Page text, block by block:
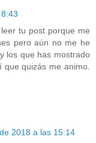
tu post porque me
pero aún no me he
los que has mostrado
quizás me animo.
2018 a las 15:14